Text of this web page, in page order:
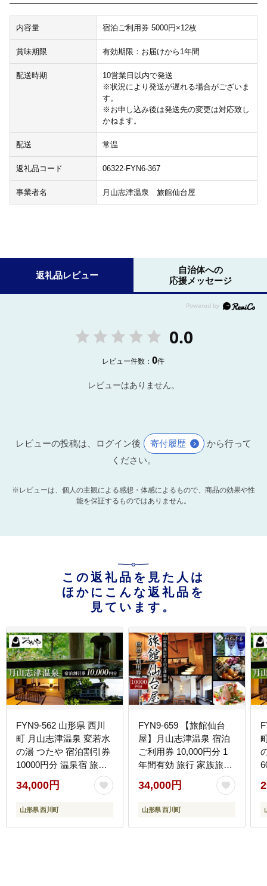
内容量 宿泊ご利用券 5000円×12枚
賞味期限 有効期限：お届けから1年間
配送時期
10営業日以内で発送
※状況により発送が遅れる場合がございま
す。
※お申し込み後は発送先の変更は対応致し
かねます。
配送 常温
返礼品コード 06322-FYN6-367
事業者名 月山志津温泉 旅館仙台屋
返礼品レビュー
自治体への
応援メッセージ
0.0
レビュー件数：0件
レビューはありません。
レビューの投稿は、ログイン後 寄付履歴
から行って
ください。
※レビューは、個人の主観による感想・体感によるもので、商品の効果や性
能を保証するものではありません。
この返礼品を見た人は
ほかにこんな返礼品を
見ています。
FYN9-562 山形県 西川
町 月山志津温泉 変若水
の湯 つたや 宿泊割引券
10000円分 温泉宿 旅行
出羽三山 宿泊チケット
34,000円
山形県 西川町
FYN9-659 【旅館仙台
屋】月山志津温泉 宿泊
ご利用券 10,000円分 1
年間有効 旅行 家族旅行
旅行券 宿泊 宿泊券 温泉
旅館 ホテル チケット ク
ーポン 観光 グルメ 雪
34,000円
山形県 西川町